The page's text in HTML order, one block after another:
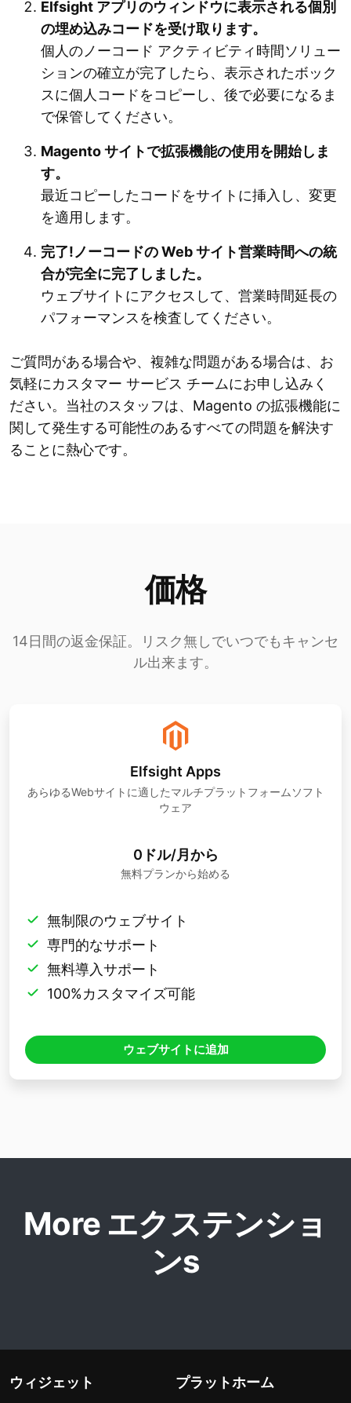
Elfsight アプリのウィンドウに表示される個別
の埋め込みコードを受け取ります。
個人のノーコード アクティビティ時間ソリュー
ションの確立が完了したら、表示されたボック
スに個人コードをコピーし、後で必要になるま
で保管してください。
Magento サイトで拡張機能の使用を開始しま
す。
最近コピーしたコードをサイトに挿入し、変更
を適用します。
完了!ノーコードの Web サイト営業時間への統
合が完全に完了しました。
ウェブサイトにアクセスして、営業時間延長の
パフォーマンスを検査してください。
ご質問がある場合や、複雑な問題がある場合は、お
気軽にカスタマー サービス チームにお申し込みく
ださい。当社のスタッフは、Magento の拡張機能に
関して発生する可能性のあるすべての問題を解決す
ることに熱心です。
価格
14日間の返金保証。リスク無しでいつでもキャンセ
ル出来ます。
Elfsight Apps
あらゆるWebサイトに適したマルチプラットフォームソフト
ウェア
0ドル/月から
無料プランから始める
無制限のウェブサイト
専門的なサポート
無料導入サポート
100%カスタマイズ可能
ウェブサイトに追加
More エクステンショ
ンs
ウィジェット プラットホーム